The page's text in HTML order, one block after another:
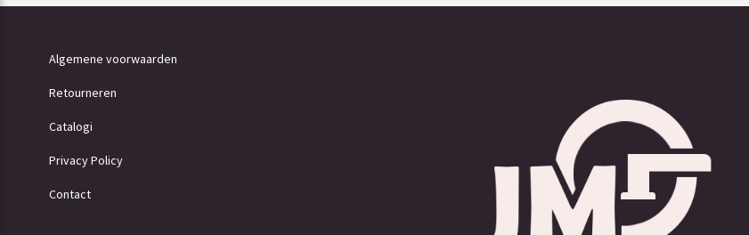
Algemene voorwaarden
Retourneren
Catalogi
Privacy Policy
Contact